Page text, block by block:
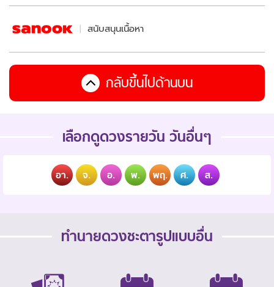
สนับสนุนเนื้อหา
กลับขึ้นไปด้านบน
เลือกดูดวงรายวัน วันอื่นๆ
อา. จ. อ. พ. พฤ. ศ. ส.
ทำนายดวงชะตารูปแบบอื่น